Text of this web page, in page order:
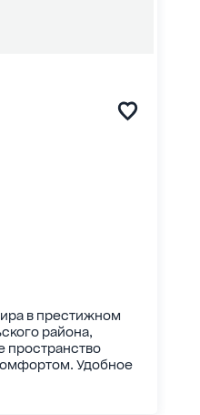
в престижном
района,
пространство
Удобное